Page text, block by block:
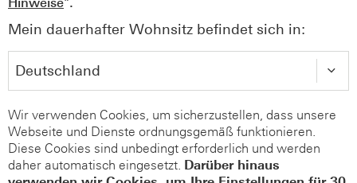
Mein dauerhafter Wohnsitz befindet sich in:
Wir verwenden Cookies, um sicherzustellen, dass unsere
Webseite und Dienste ordnungsgemäß funktionieren.
Diese Cookies sind unbedingt erforderlich und werden
daher automatisch eingesetzt. Darüber hinaus